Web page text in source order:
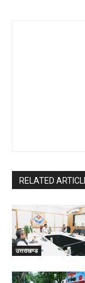
RELATED
उत्तराखण्ड